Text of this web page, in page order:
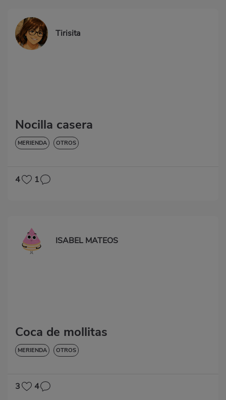
Tirisita
Nocilla casera
MERIENDA OTROS
4 1
ISABEL MATEOS
Coca de mollitas
MERIENDA OTROS
3 4